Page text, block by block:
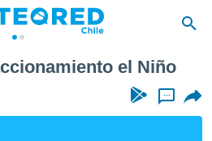
el Niño
...